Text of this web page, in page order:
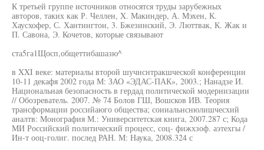
К третьей группе источников относятся труды зарубежных
авторов, таких как Р. Челлен, X. Макиндер, А. Мэхен, К.
Хаусхофер, С. Хантингтон, 3. Бжезинский, Э. Люттвак, К. Жак и
П. Савона, Э. Кочетов, которые связывают
ста5га1Щосп,общеттибашазю^
в XXI веке: материалы второй шучнснтракшческой конференции
10-11 декафя 2002 года М: ЗАО «ЭДАС-ПАК», 2003.; Нанадзе И.
Национальная безопасность в гердад политической модернизации
// Обозреватель. 2007. № 74 Болов ГШ, Вошсков ИВ. Теория
трансформации российаюго общества; соииальнснюлишчесхий
аналтв: Монография М.: Университетская книга, 2007.287 с; Кода
МИ Российский политический процесс, соц- фижхзоф. аэтехгы /
Ин-т ооц-голиг. послед РАН. М: Наука, 2008.324 с